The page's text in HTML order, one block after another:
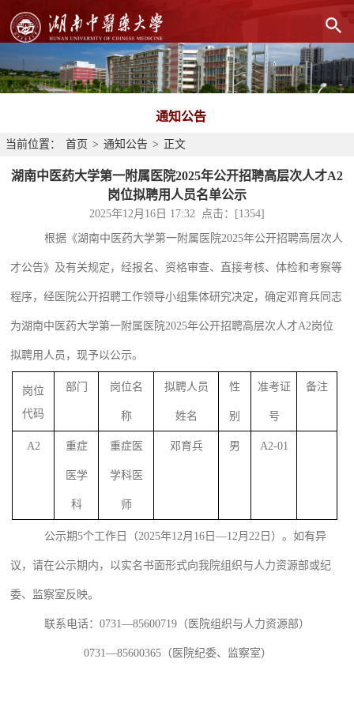
通知公告
当前位置： 首页 > 通知公告 > 正文
湖南中医药大学第一附属医院2025年公开招聘高层次人才A2
岗位拟聘用人员名单公示
2025年12月16日 17:32 点击：[1354]
根据《湖南中医药大学第一附属医院2025年公开招聘高层次人
才公告》及有关规定，经报名、资格审查、 直接考核、体检和考察等
程序，经医院公开招聘工作领导小组集体研究决定，确定邓育兵同志
为湖南中医药大学第一附属医院2025年公开招聘高层次人才A2岗位
拟聘用人员，现予以公示。
岗位
代码
部门 岗位名
称
拟聘人员
姓名
性
别
准考证
号
备注
A2 重症
医学
科
重症医
学科医
师
邓育兵 男 A2-01
公示期5个工作日（2025年12 月 16 日—12 月 22 日）。如有异
议，请在公示期内，以实名书面形式向我院组织与 人 力资源部或纪
委、 监察室 反映。
联系电话：0731—85600719 （ 医院组织与人力资源部）
0731—85600365 （ 医院纪委、 监察室）